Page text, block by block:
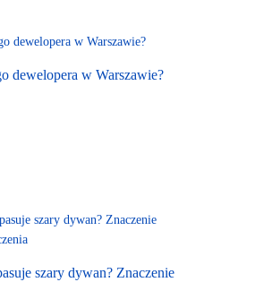
dewelopera w Warszawie?
szary dywan? Znaczenie